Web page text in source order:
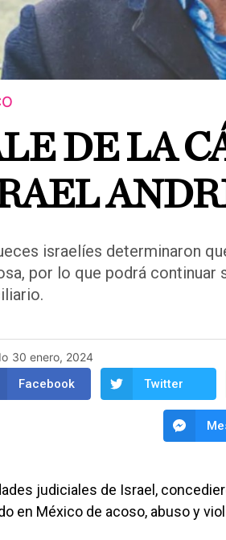
DE LA
israelíes determinaron
por lo que podrá continuar
30 enero, 2024
Facebook Twitter
judiciales de Israel,
en México de acoso, abuso y